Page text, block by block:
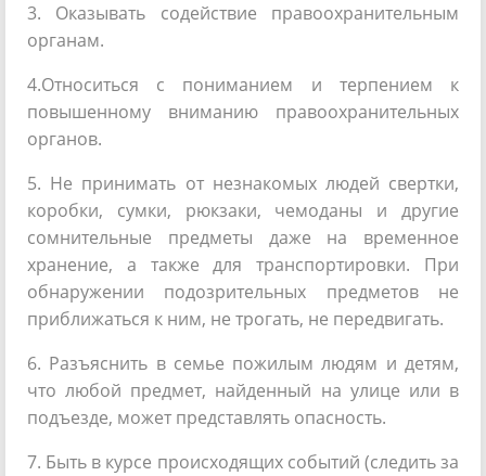
3. Оказывать содействие правоохранительным
органам.
4.Относиться с пониманием и терпением к
повышенному вниманию правоохранительных
органов.
5. Не принимать от незнакомых людей свертки,
коробки, сумки, рюкзаки, чемоданы и другие
сомнительные предметы даже на временное
хранение, а также для транспортировки. При
обнаружении подозрительных предметов не
приближаться к ним, не трогать, не передвигать.
6. Разъяснить в семье пожилым людям и детям,
что любой предмет, найденный на улице или в
подъезде, может представлять опасность.
7. Быть в курсе происходящих событий (следить за